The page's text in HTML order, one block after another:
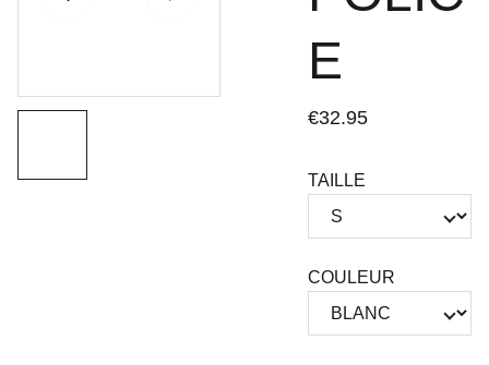
E
€32.95
TAILLE
COULEUR